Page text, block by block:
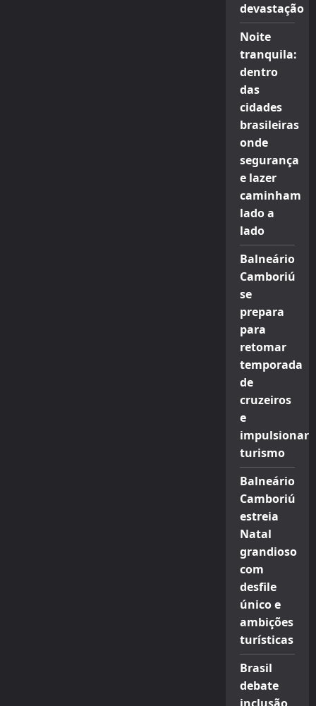
devastação
Noite
tranquila:
dentro
das
cidades
brasileiras
onde
segurança
e lazer
caminham
lado a
lado
Balneário
Camboriú
se
prepara
para
retomar
temporada
de
cruzeiros
e
impulsionar
turismo
Balneário
Camboriú
estreia
Natal
grandioso
com
desfile
único e
ambições
turísticas
Brasil
debate